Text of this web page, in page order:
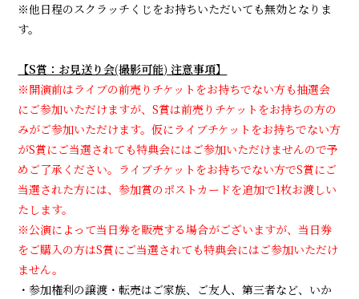
※他日程のスクラッチくじをお持ちいただいても無効となりま
す。
【S賞：お見送り会(撮影可能) 注意事項】
※開演前はライブの前売りチケットをお持ちでない方も抽選会
にご参加いただけますが、S賞は前売りチケットをお持ちの方の
みがご参加いただけます。仮にライブチケットをお持ちでない方
がS賞にご当選されても特典会にはご参加いただけませんので予
めご了承ください。ライブチケットをお持ちでない方でS賞にご
当選された方には、参加賞のポストカードを追加で1枚お渡しい
たします。
※公演によって当日券を販売する場合がございますが、当日券
をご購入の方はS賞にご当選されても特典会にはご参加いただけ
ません。
・参加権利の譲渡・転売はご家族、ご友人、第三者など、いか